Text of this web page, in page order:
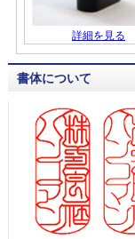
詳細を見る
書体について